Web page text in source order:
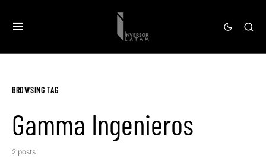
BROWSING TAG
Gamma Ingenieros
2 posts